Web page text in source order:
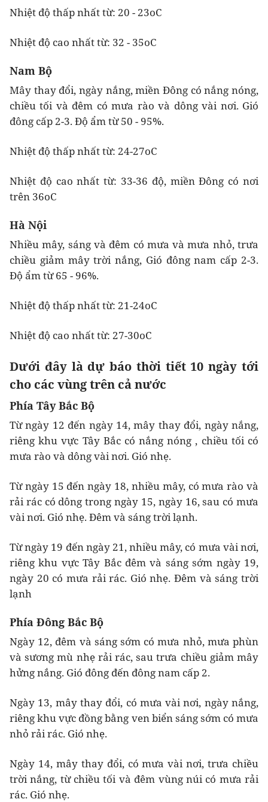
Nhiệt độ thấp nhất từ: 20 - 23oC
Nhiệt độ cao nhất từ: 32 - 35oC
Nam Bộ
Mây thay đổi, ngày nắng, miền Đông có nắng nóng,
chiều tối và đêm có mưa rào và dông vài nơi. Gió
đông cấp 2-3. Độ ẩm từ 50 - 95%.
Nhiệt độ thấp nhất từ: 24-27oC
Nhiệt độ cao nhất từ: 33-36 độ, miền Đông có nơi
trên 36oC
Hà Nội
Nhiều mây, sáng và đêm có mưa và mưa nhỏ, trưa
chiều giảm mây trời nắng, Gió đông nam cấp 2-3.
Độ ẩm từ 65 - 96%.
Nhiệt độ thấp nhất từ: 21-24oC
Nhiệt độ cao nhất từ: 27-30oC
Dưới đây là dự báo thời tiết 10 ngày tới
cho các vùng trên cả nước
Phía Tây Bắc Bộ
Từ ngày 12 đến ngày 14, mây thay đổi, ngày nắng,
riêng khu vực Tây Bắc có nắng nóng , chiều tối có
mưa rào và dông vài nơi. Gió nhẹ.
Từ ngày 15 đến ngày 18, nhiều mây, có mưa rào và
rải rác có dông trong ngày 15, ngày 16, sau có mưa
vài nơi. Gió nhẹ. Đêm và sáng trời lạnh.
Từ ngày 19 đến ngày 21, nhiều mây, có mưa vài nơi,
riêng khu vực Tây Bắc đêm và sáng sớm ngày 19,
ngày 20 có mưa rải rác. Gió nhẹ. Đêm và sáng trời
lạnh
Phía Đông Bắc Bộ
Ngày 12, đêm và sáng sớm có mưa nhỏ, mưa phùn
và sương mù nhẹ rải rác, sau trưa chiều giảm mây
hửng nắng. Gió đông đến đông nam cấp 2.
Ngày 13, mây thay đổi, có mưa vài nơi, ngày nắng,
riêng khu vực đồng bằng ven biển sáng sớm có mưa
nhỏ rải rác. Gió nhẹ.
Ngày 14, mây thay đổi, có mưa vài nơi, trưa chiều
trời nắng, từ chiều tối và đêm vùng núi có mưa rải
rác. Gió nhẹ.